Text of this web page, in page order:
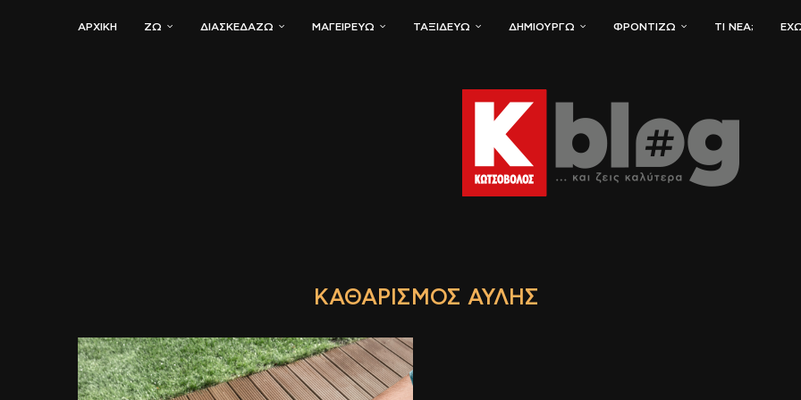
ΑΡΧΙΚΗ ΖΏ ΔΙΑΣΚΕΔΆΖΩ ΜΑΓΕΙΡΕΎΩ ΤΑΞΙΔΕΎΩ ΔΗΜΙΟΥΡΓΏ ΦΡΟΝΤΊΖΩ ΤΙ ΝΈΑ;
ΚΑΘΑΡΙΣΜΌΣ ΑΥΛΉΣ